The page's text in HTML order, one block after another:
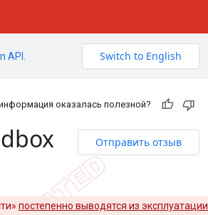
API
оказалась полезной?
Отправить отзыв
постепенно выводятся из эксплуатации